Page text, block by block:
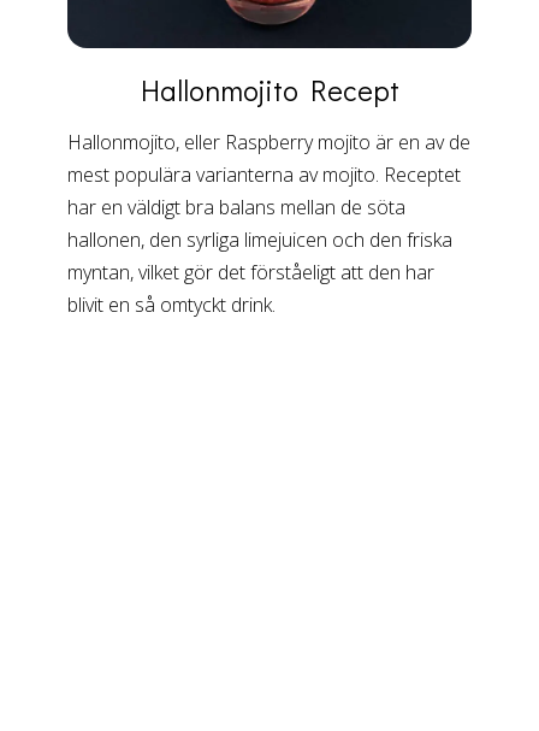
Hallonmojito Recept
Hallonmojito, eller Raspberry mojito är en av de
mest populära varianterna av mojito. Receptet
har en väldigt bra balans mellan de söta
hallonen, den syrliga limejuicen och den friska
myntan, vilket gör det förståeligt att den har
blivit en så omtyckt drink.